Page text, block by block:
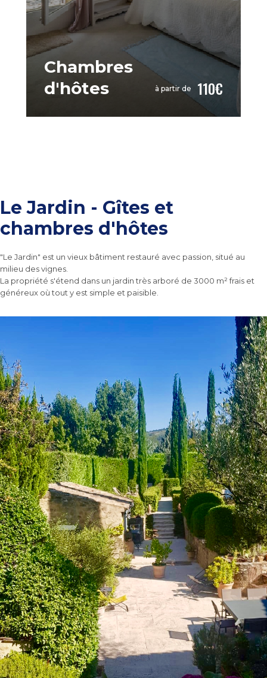
Chambres
d'hôtes
110€
à partir de
Le Jardin - Gîtes et
chambres d'hôtes
"Le Jardin" est un vieux bâtiment restauré avec passion, situé au
milieu des vignes.
La propriété s'étend dans un jardin très arboré de 3000 m² frais et
généreux où tout y est simple et paisible.